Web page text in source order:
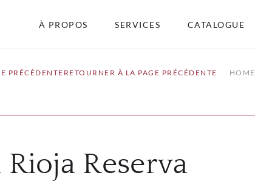
À PROPOS SERVICES CATALOGUE
RETOURNER À LA PAGE PRÉCÉDENTE HOME
Reserva